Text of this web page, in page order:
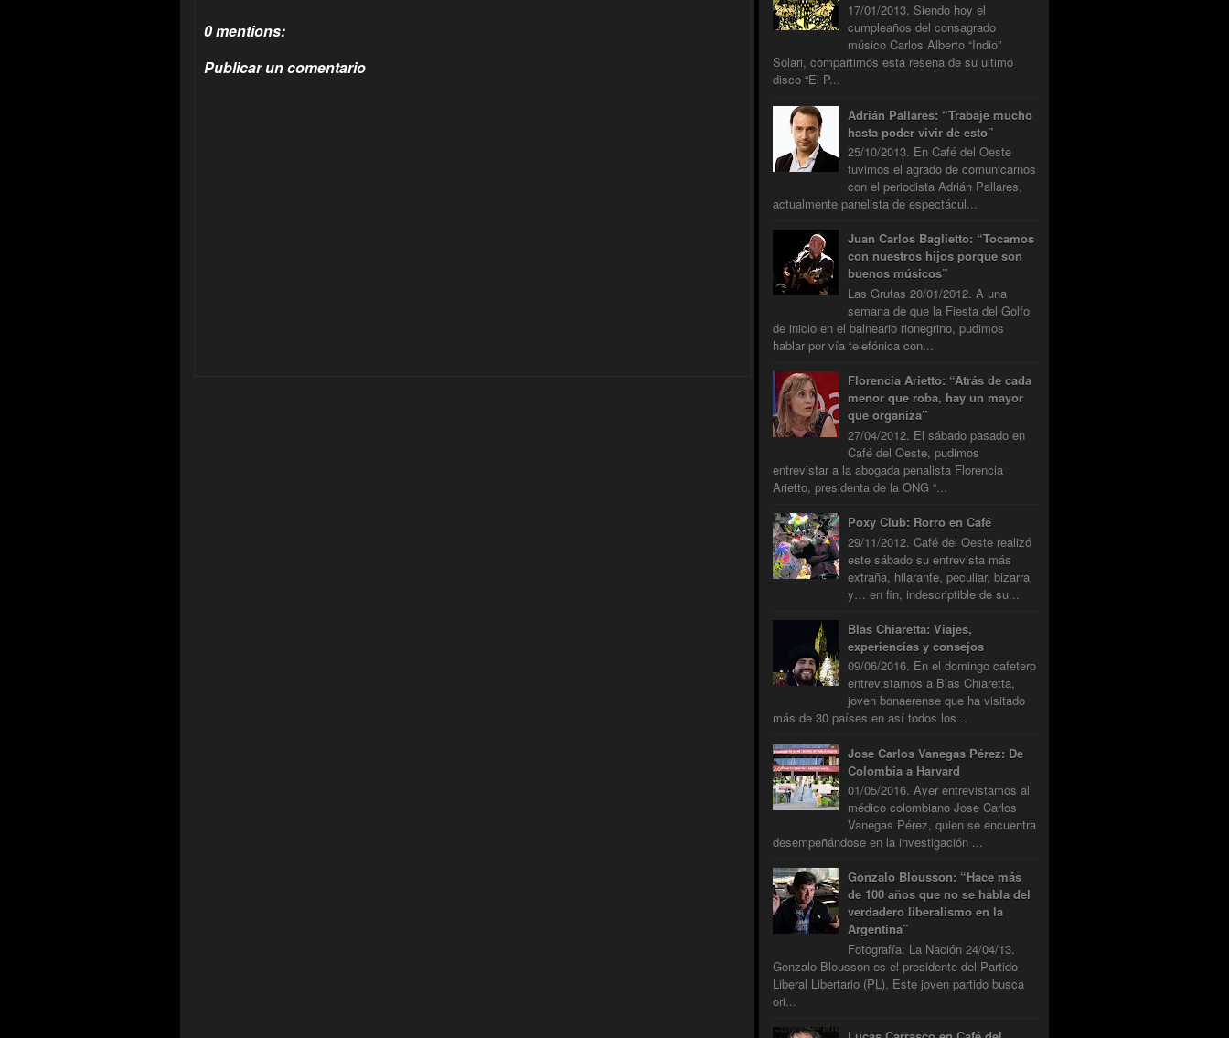
0 mentions:
Publicar un comentario
17/01/2013. Siendo hoy el
cumpleaños del consagrado
músico Carlos Alberto “Indio”
Solari, compartimos esta reseña de su ultimo
disco “El P...
Adrián Pallares: “Trabaje mucho
hasta poder vivir de esto”
25/10/2013. En Café del Oeste
tuvimos el agrado de comunicarnos
con el periodista Adrián Pallares,
actualmente panelista de espectácul...
Juan Carlos Baglietto: “Tocamos
con nuestros hijos porque son
buenos músicos”
Las Grutas 20/01/2012. A una
semana de que la Fiesta del Golfo
de inicio en el balneario rionegrino, pudimos
hablar por vía telefónica con...
Florencia Arietto: “Atrás de cada
menor que roba, hay un mayor
que organiza”
27/04/2012. El sábado pasado en
Café del Oeste, pudimos
entrevistar a la abogada penalista Florencia
Arietto, presidenta de la ONG “...
Poxy Club: Rorro en Café
29/11/2012. Café del Oeste realizó
este sábado su entrevista más
extraña, hilarante, peculiar, bizarra
y… en fin, indescriptible de su...
Blas Chiaretta: Viajes,
experiencias y consejos
09/06/2016. En el domingo cafetero
entrevistamos a Blas Chiaretta,
joven bonaerense que ha visitado
más de 30 países en así todos los...
Jose Carlos Vanegas Pérez: De
Colombia a Harvard
01/05/2016. Ayer entrevistamos al
médico colombiano Jose Carlos
Vanegas Pérez, quien se encuentra
desempeñándose en la investigación ...
Gonzalo Blousson: “Hace más
de 100 años que no se habla del
verdadero liberalismo en la
Argentina”
Fotografía: La Nación 24/04/13.
Gonzalo Blousson es el presidente del Partido
Liberal Libertario (PL). Este joven partido busca
ori...